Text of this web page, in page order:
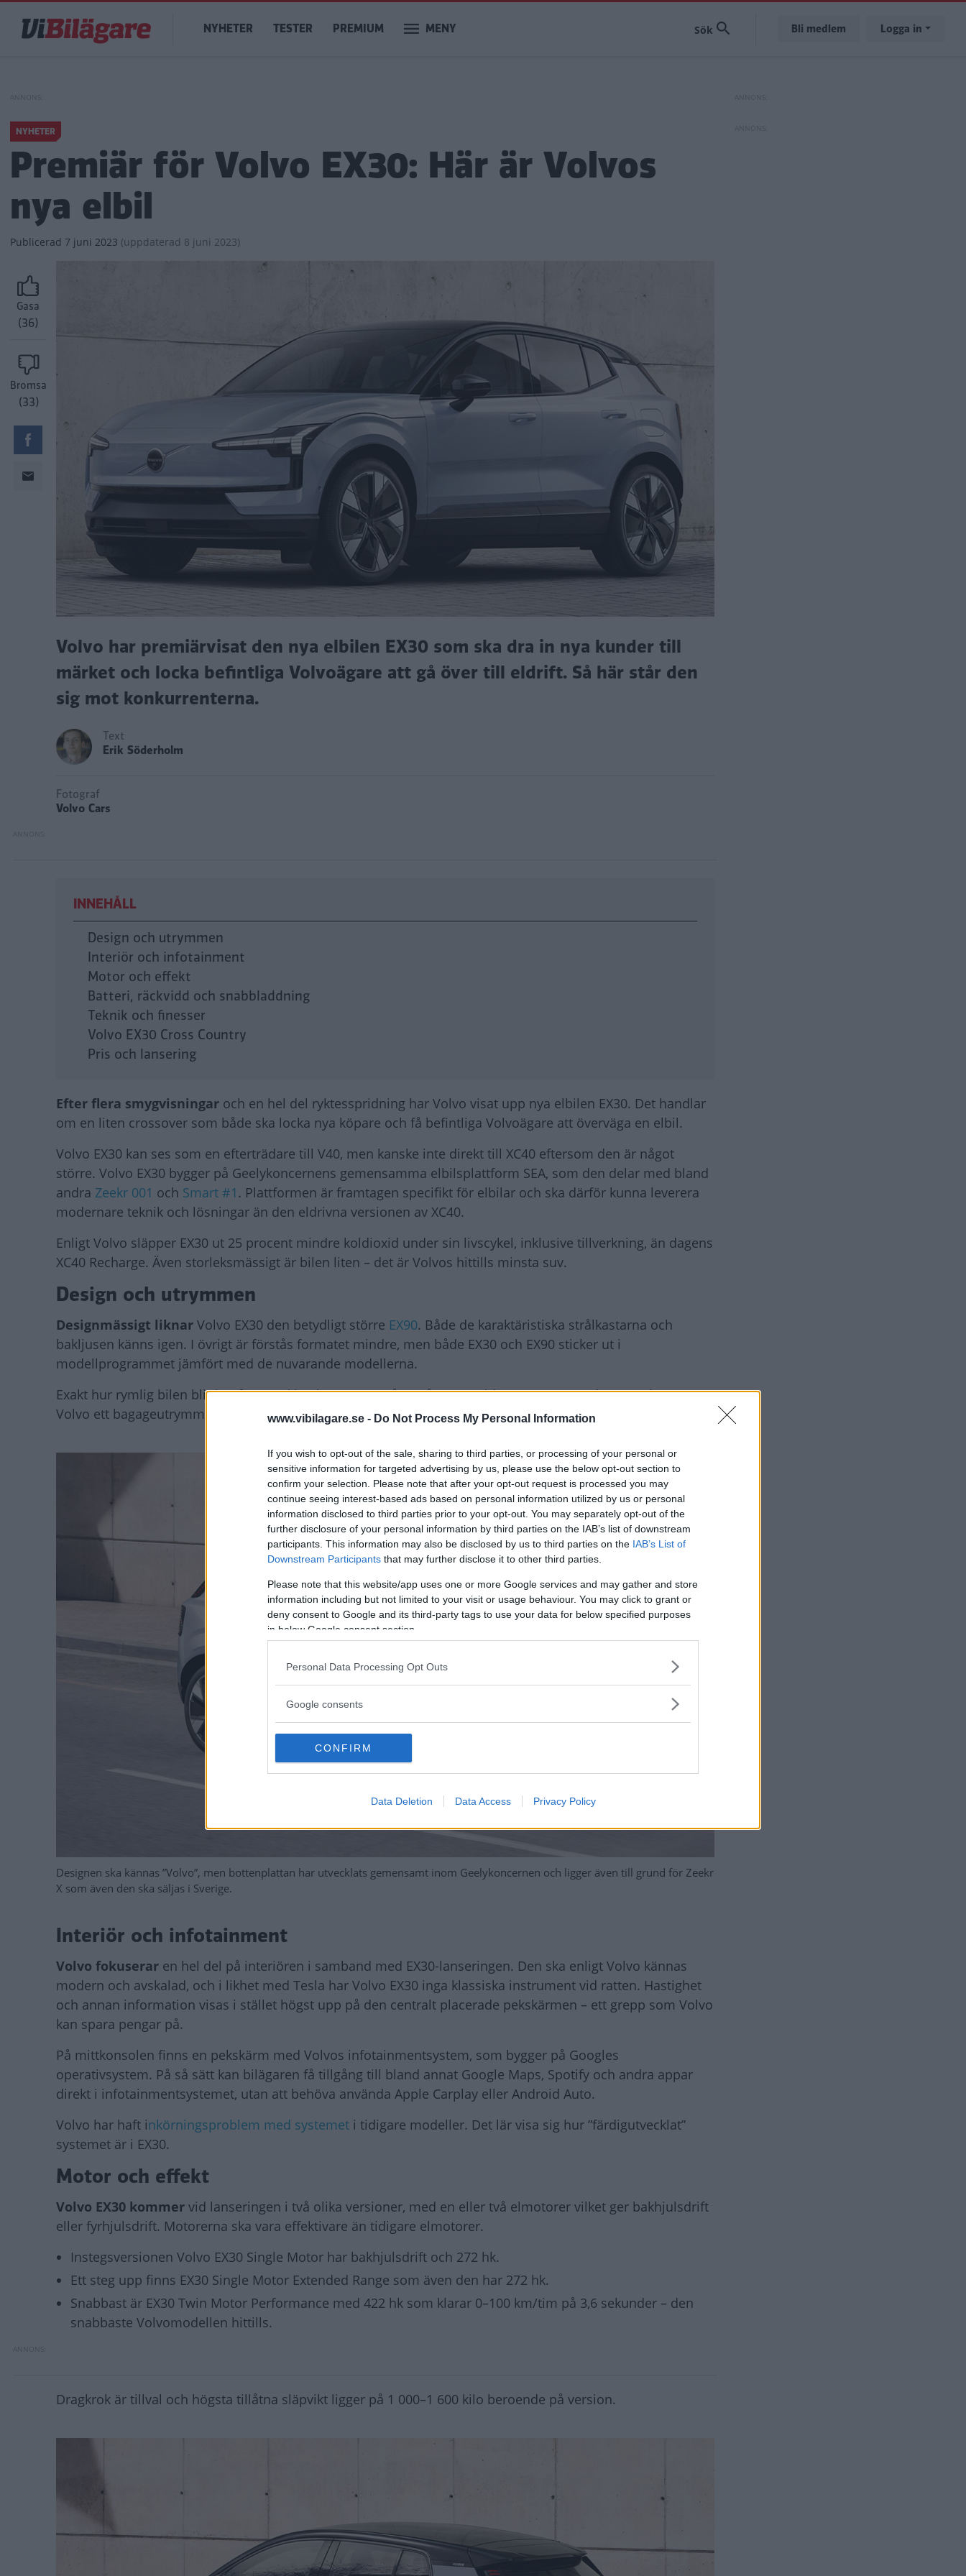
www.vibilagare.se - Do Not Process My Personal Information
If you wish to opt-out of the sale, sharing to third parties, or processing of your personal or
sensitive information for targeted advertising by us, please use the below opt-out section to
confirm your selection. Please note that after your opt-out request is processed you may
continue seeing interest-based ads based on personal information utilized by us or personal
information disclosed to third parties prior to your opt-out. You may separately opt-out of the
further disclosure of your personal information by third parties on the IAB’s list of downstream
participants. This information may also be disclosed by us to third parties on the IAB’s List of
Downstream Participants that may further disclose it to other third parties.
Please note that this website/app uses one or more Google services and may gather and store
information including but not limited to your visit or usage behaviour. You may click to grant or
deny consent to Google and its third-party tags to use your data for below specified purposes
in below Google consent section.
Personal Data Processing Opt Outs
Google consents
CONFIRM
Data Deletion Data Access Privacy Policy
huvudinnehåll
Main
navigation
NYHETER TESTER PREMIUM MENY Bli medlem Logga in
NYHETER
Premiär för Volvo EX30: Här är Volvos
nya elbil
Publicerad 7 juni 2023 (uppdaterad 8 juni 2023)
Gasa
(36)
Bromsa
(33)
Volvo har premiärvisat den nya elbilen EX30 som ska dra in nya kunder till
märket och locka befintliga Volvoägare att gå över till eldrift. Så här står den
sig mot konkurrenterna.
Text
Erik Söderholm
Fotograf
Volvo Cars
INNEHÅLL
Design och utrymmen
Interiör och infotainment
Motor och effekt
Batteri, räckvidd och snabbladdning
Teknik och finesser
Volvo EX30 Cross Country
Pris och lansering
Efter flera smygvisningar och en hel del ryktesspridning har Volvo visat upp nya elbilen EX30. Det handlar
om en liten crossover som både ska locka nya köpare och få befintliga Volvoägare att överväga en elbil.
Volvo EX30 kan ses som en efterträdare till V40, men kanske inte direkt till XC40 eftersom den är något
större. Volvo EX30 bygger på Geelykoncernens gemensamma elbilsplattform SEA, som den delar med bland
andra Zeekr 001 och Smart #1 . Plattformen är framtagen specifikt för elbilar och ska därför kunna leverera
modernare teknik och lösningar än den eldrivna versionen av XC40.
Enligt Volvo släpper EX30 ut 25 procent mindre koldioxid under sin livscykel, inklusive tillverkning, än dagens
XC40 Recharge. Även storleksmässigt är bilen liten – det är Volvos hittills minsta suv.
Design och utrymmen
Designmässigt liknar Volvo EX30 den betydligt större EX90. Både de karaktäristiska strålkastarna och
bakljusen känns igen. I övrigt är förstås formatet mindre, men både EX30 och EX90 sticker ut i
modellprogrammet jämfört med de nuvarande modellerna.
Exakt hur rymlig bilen blir jämfört med konkurrenterna återstår att se vid ett test, men redan nu utlovar
Volvo ett bagageutrymme på upp till 400 liter.
Designen ska kännas ”Volvo”, men bottenplattan har utvecklats gemensamt inom Geelykoncernen och ligger även till grund för Zeekr
X som även den ska säljas i Sverige.
Interiör och infotainment
Volvo fokuserar en hel del på interiören i samband med EX30-lanseringen. Den ska enligt Volvo kännas
modern och avskalad, och i likhet med Tesla har Volvo EX30 inga klassiska instrument vid ratten. Hastighet
och annan information visas i stället högst upp på den centralt placerade pekskärmen – ett grepp som Volvo
kan spara pengar på.
På mittkonsolen finns en pekskärm med Volvos infotainmentsystem, som bygger på Googles
operativsystem. På så sätt kan bilägaren få tillgång till bland annat Google Maps, Spotify och andra appar
direkt i infotainmentsystemet, utan att behöva använda Apple Carplay eller Android Auto.
Volvo har haft inkörningsproblem med systemet i tidigare modeller. Det lär visa sig hur ”färdigutvecklat”
systemet är i EX30.
Motor och effekt
Volvo EX30 kommer vid lanseringen i två olika versioner, med en eller två elmotorer vilket ger bakhjulsdrift
eller fyrhjulsdrift. Motorerna ska vara effektivare än tidigare elmotorer.
Instegsversionen Volvo EX30 Single Motor har bakhjulsdrift och 272 hk.
Ett steg upp finns EX30 Single Motor Extended Range som även den har 272 hk.
Snabbast är EX30 Twin Motor Performance med 422 hk som klarar 0–100 km/tim på 3,6 sekunder – den
snabbaste Volvomodellen hittills.
Dragkrok är tillval och högsta tillåtna släpvikt ligger på 1 000–1 600 kilo beroende på version.